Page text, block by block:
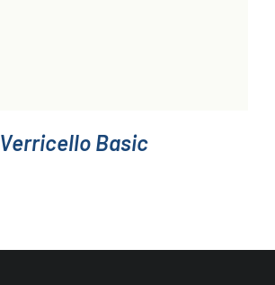
Verricello Basic